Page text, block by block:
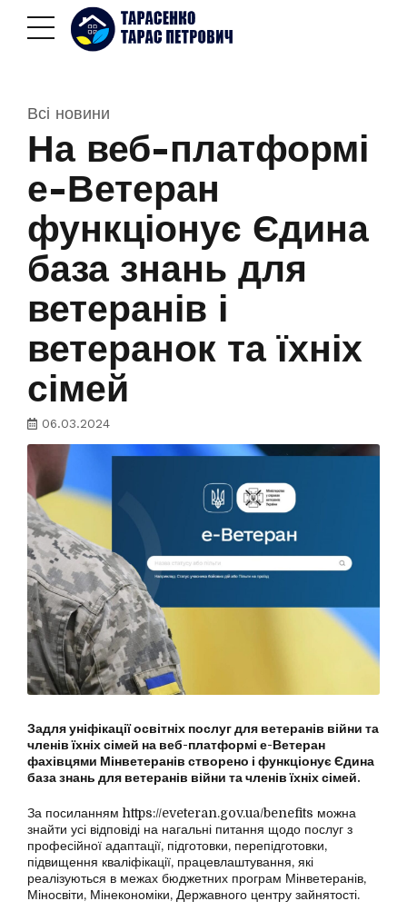
Всі новини
На веб-платформі
е-Ветеран
функціонує Єдина
база знань для
ветеранів і
ветеранок та їхніх
сімей
06.03.2024
Задля уніфікації освітніх послуг для ветеранів війни та
членів їхніх сімей на веб-платформі е-Ветеран
фахівцями Мінветеранів створено і функціонує Єдина
база знань для ветеранів війни та членів їхніх сімей.
За посиланням https://eveteran.gov.ua/benefits можна
знайти усі відповіді на нагальні питання щодо послуг з
професійної адаптації, підготовки, перепідготовки,
підвищення кваліфікації, працевлаштування, які
реалізуються в межах бюджетних програм Мінветеранів,
Міносвіти, Мінекономіки, Державного центру зайнятості.